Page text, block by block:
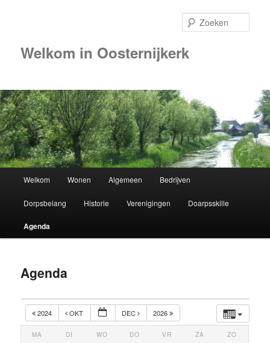
Welkom in Oosternijkerk
Spring
naar
de
inhoud
Welkom Wonen Algemeen Bedrijven
Dorpsbelang Historie Verenigingen Doarpsskille
Agenda
Agenda
2024 OKT DEC 2026
MA DI WO DO VR ZA ZO